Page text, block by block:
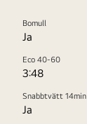
Bomull
Ja
Eco 40-60
3:48
Snabbtvätt 14min
Ja